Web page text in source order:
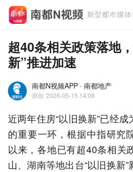
超40条相关政策落地
新”推进加速
南都N视频APP · 南都地产
原创 2026-05-15 14:08
近两年住房“以旧换新”已经
的重要一环，根据中指研究
以来，各地已有超40条相关
山、湖南等地出台“以旧换新